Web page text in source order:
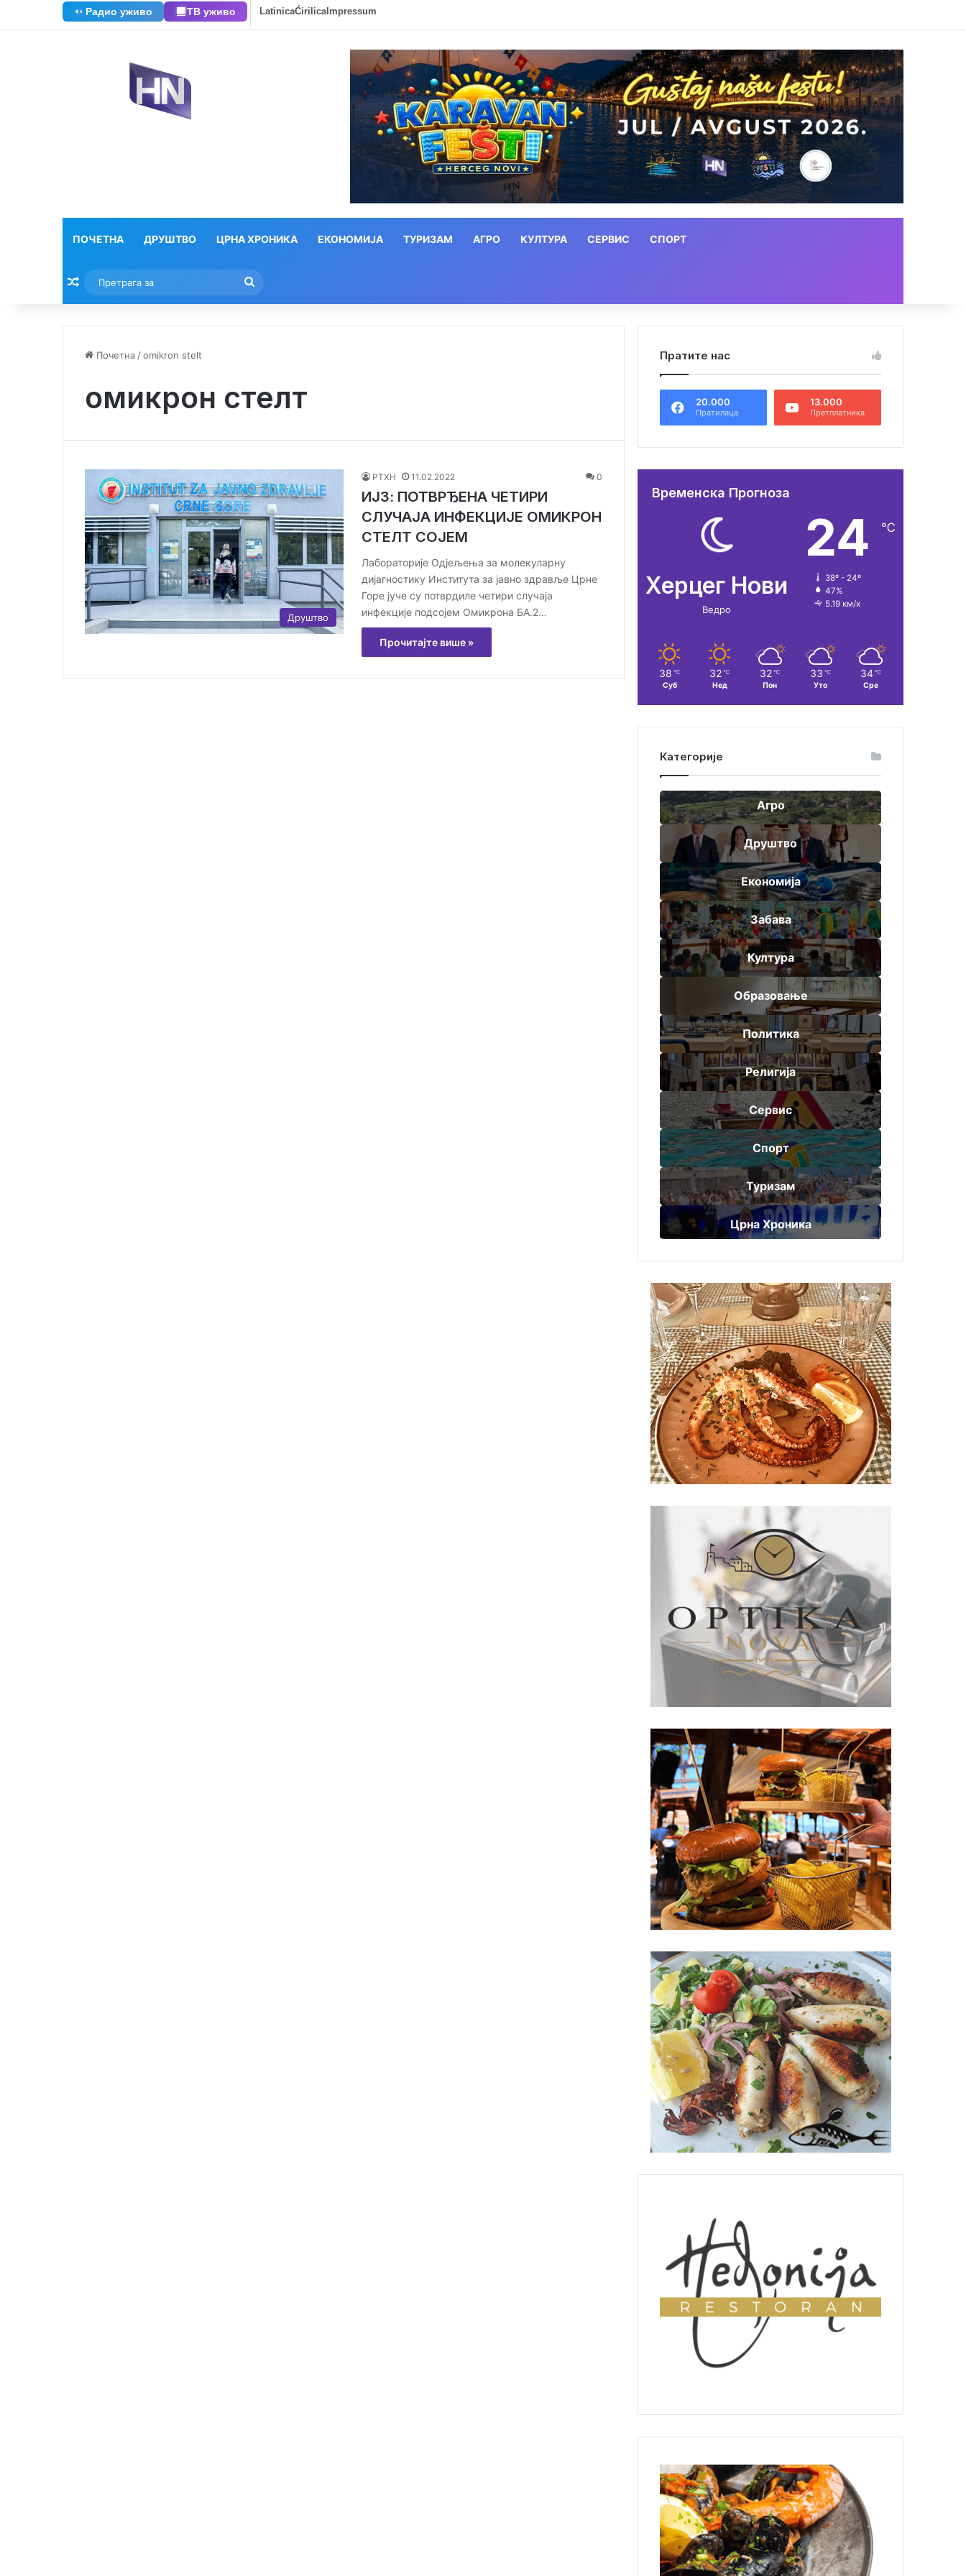
Радио уживо ТВ уживо LatinicaĆirilicaImpressum
ПОЧЕТНА ДРУШТВО ЦРНА ХРОНИКА ЕКОНОМИЈА ТУРИЗАМ АГРО КУЛТУРА СЕРВИС СПОРТ
Насумични текстови
за
Почетна /omikron stelt
омикрон стелт
Друштво
РТХН 11.02.2022 0
ИЈЗ: ПОТВРЂЕНА ЧЕТИРИ
СЛУЧАЈА ИНФЕКЦИЈЕ ОМИКРОН
СТЕЛТ СОЈЕМ
Лабораторије Одјељења за молекуларну
дијагностику Института за јавно здравље Црне
Горе јуче су потврдиле четири случаја
инфекције подсојем Омикрона БА.2…
Прочитајте више »
Пратите нас
20.000
Пратилаца
13.000
Претплатника
Временска Прогноза
Херцег Нови
Ведро
24 ℃
38º - 24º
47%
5.19 км/х
38 ℃
Суб
32 ℃
Нед
32 ℃
Пон
33 ℃
Уто
34 ℃
Сре
Категорије
Агро
Друштво
Економија
Забава
Култура
Образовање
Политика
Религија
Сервис
Спорт
Туризам
Црна Хроника